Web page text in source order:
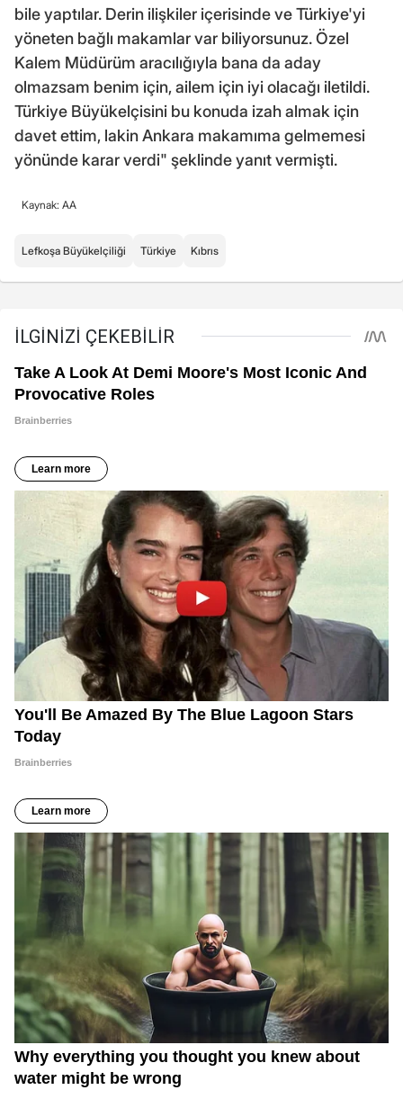
bile yaptılar. Derin ilişkiler içerisinde ve Türkiye'yi
yöneten bağlı makamlar var biliyorsunuz. Özel
Kalem Müdürüm aracılığıyla bana da aday
olmazsam benim için, ailem için iyi olacağı iletildi.
Türkiye Büyükelçisini bu konuda izah almak için
davet ettim, lakin Ankara makamıma gelmemesi
yönünde karar verdi" şeklinde yanıt vermişti.
Kaynak: AA
Lefkoşa Büyükelçiliği Türkiye Kıbrıs